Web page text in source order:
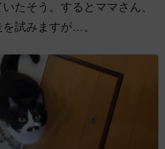
たそう。するとママさん、
試みますが…。